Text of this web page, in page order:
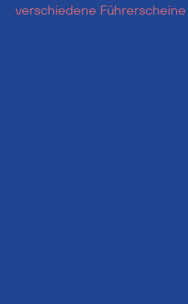
verschiedene Führerscheine